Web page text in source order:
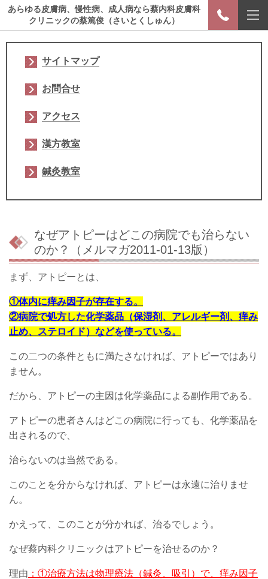
あらゆる皮膚病、慢性病、成人病なら蔡内科皮膚科
クリニックの蔡篤俊（さいとくしゅん）
サイトマップ
お問合せ
アクセス
漢方教室
鍼灸教室
なぜアトピーはどこの病院でも治らない
のか？（メルマガ2011-01-13版）
まず、アトピーとは、
①体内に痒み因子が存在する。
②病院で処方した化学薬品（保湿剤、アレルギー剤、痒み
止め、ステロイド）などを使っている。
この二つの条件ともに満たさなければ、アトピーではあり
ません。
だから、アトピーの主因は化学薬品による副作用である。
アトピーの患者さんはどこの病院に行っても、化学薬品を
出されるので、
治らないのは当然である。
このことを分からなければ、アトピーは永遠に治りませ
ん。
かえって、このことが分かれば、治るでしょう。
なぜ蔡内科クリニックはアトピーを治せるのか？
理由 ：①治療方法は物理療法（鍼灸、吸引）で、痒み因子